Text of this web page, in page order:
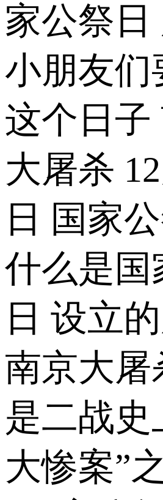
家公祭日
小朋友们
这个日子
大屠杀
日 国家
什么是国
日 设立
南京大屠
是二战史
大惨案”